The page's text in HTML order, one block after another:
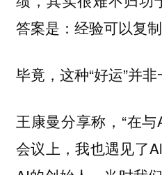
答案是：经验可以复
毕竟，这种“好运”并非
王康曼分享称，“在
会议上，我也遇见了